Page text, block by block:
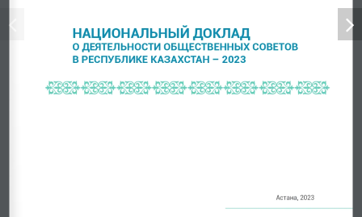
Астана, 2023
НАЦИОНАЛЬНЫЙ ДОКЛАД
О ДЕЯТЕЛЬНОСТИ ОБЩЕСТВЕННЫХ СОВЕТОВ
В РЕСПУБЛИКЕ КАЗАХСТАН – 2023